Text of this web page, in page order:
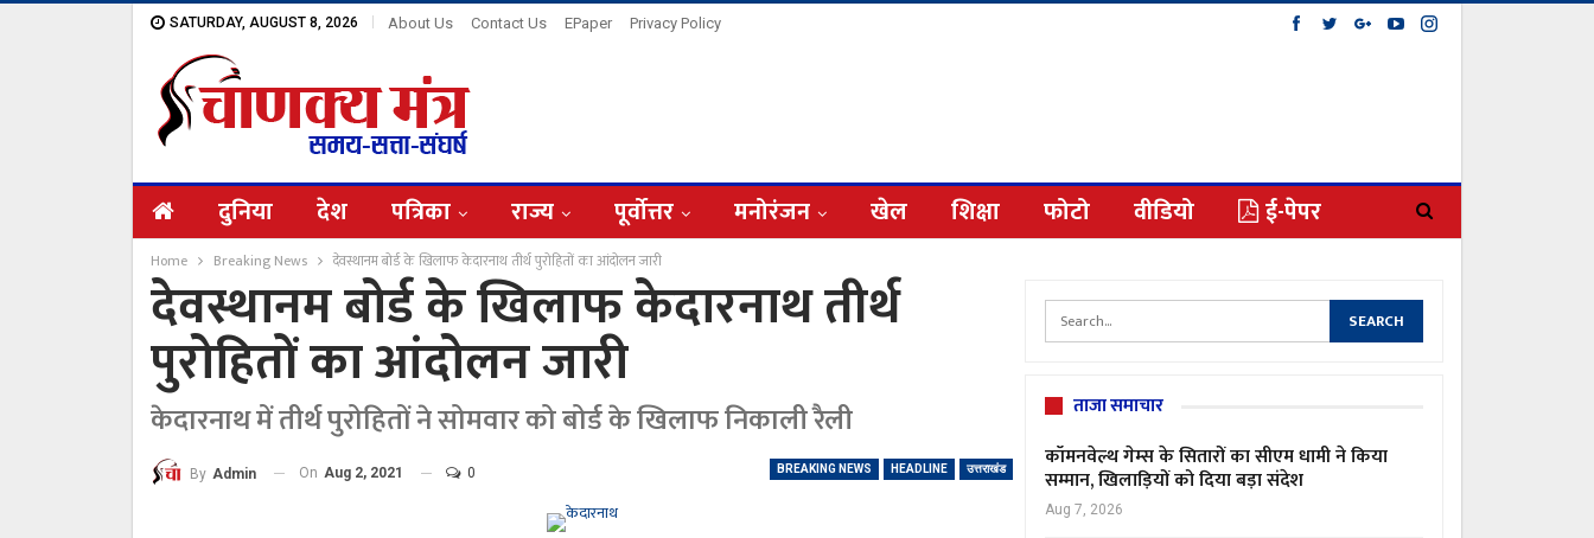
SATURDAY, AUGUST 8, 2026 About Us Contact Us EPaper Privacy Policy
दुनिया देश पत्रिका राज्य पूर्वोत्तर मनोरंजन खेल शिक्षा फोटो वीडियो ई-पेपर
Home Breaking News देवस्थानम बोर्ड के खिलाफ केदारनाथ तीर्थ पुरोहितों का आंदोलन जारी
देवस्थानम बोर्ड के खिलाफ केदारनाथ तीर्थ
पुरोहितों का आंदोलन जारी
केदारनाथ में तीर्थ पुरोहितों ने सोमवार को बोर्ड के खिलाफ निकाली रैली
BREAKING NEWS HEADLINE उत्तराखंड
By Admin On Aug 2, 2021 0
ताजा समाचार
कॉमनवेल्थ गेम्स के सितारों का सीएम धामी ने किया
सम्मान, खिलाड़ियों को दिया बड़ा संदेश
Aug 7, 2026